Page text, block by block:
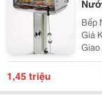
Bếp
Giá
Giao
24/7
1,45 triệu